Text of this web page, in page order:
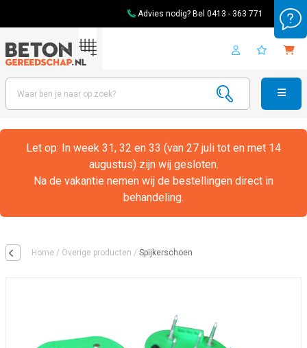
Advies nodig? Bel 0413 - 363 771
Let op: In week 31, 32 en 33 (van 27 juli tot en met 14
augustus) zijn wij gesloten.
Na de vakantie nemen wij de bestellingen direct in
behandeling.
Home / Overige producten / Spijkerschoen